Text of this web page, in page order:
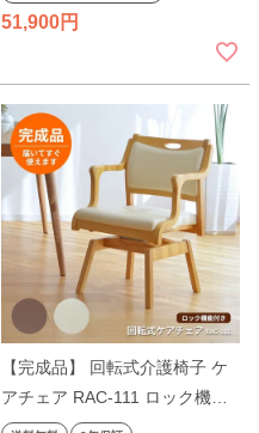
椅子 敬老の日 クレス スタッキ
51,900
【完成品】 回転式介護椅子 ケ
アチェア RAC-111 ロック機能
付き 立ち上がり補助 肘付き ダ